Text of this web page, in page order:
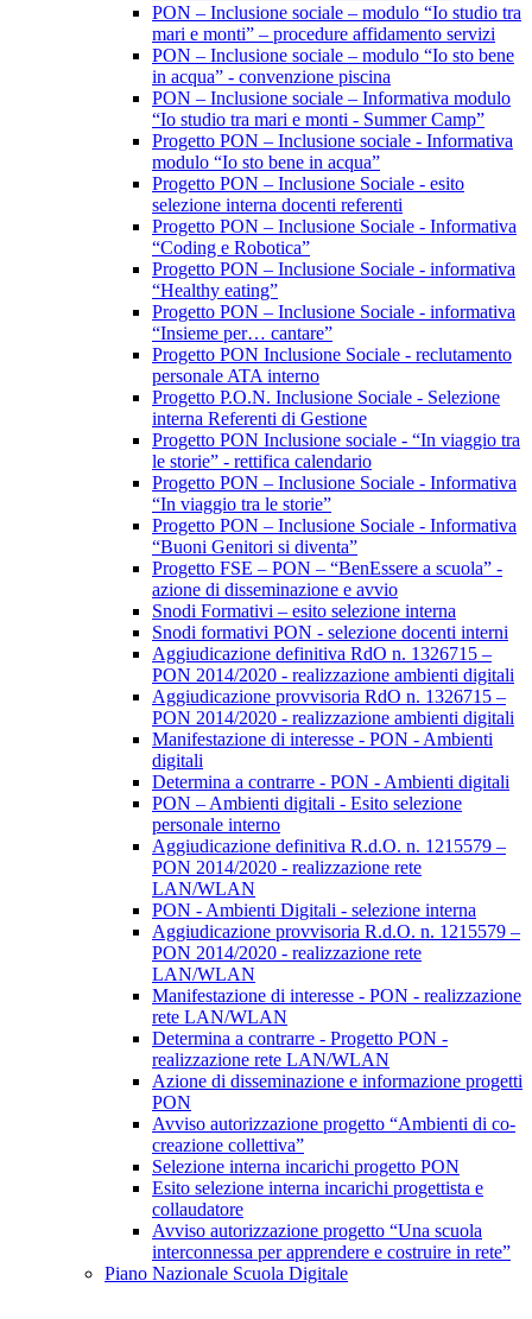
PON – Inclusione sociale – modulo “Io studio tra
mari e monti” – procedure affidamento servizi
PON – Inclusione sociale – modulo “Io sto bene
in acqua” - convenzione piscina
PON – Inclusione sociale – Informativa modulo
“Io studio tra mari e monti - Summer Camp”
Progetto PON – Inclusione sociale - Informativa
modulo “Io sto bene in acqua”
Progetto PON – Inclusione Sociale - esito
selezione interna docenti referenti
Progetto PON – Inclusione Sociale - Informativa
“Coding e Robotica”
Progetto PON – Inclusione Sociale - informativa
“Healthy eating”
Progetto PON – Inclusione Sociale - informativa
“Insieme per… cantare”
Progetto PON Inclusione Sociale - reclutamento
personale ATA interno
Progetto P.O.N. Inclusione Sociale - Selezione
interna Referenti di Gestione
Progetto PON Inclusione sociale - “In viaggio tra
le storie” - rettifica calendario
Progetto PON – Inclusione Sociale - Informativa
“In viaggio tra le storie”
Progetto PON – Inclusione Sociale - Informativa
“Buoni Genitori si diventa”
Progetto FSE – PON – “BenEssere a scuola” -
azione di disseminazione e avvio
Snodi Formativi – esito selezione interna
Snodi formativi PON - selezione docenti interni
Aggiudicazione definitiva RdO n. 1326715 –
PON 2014/2020 - realizzazione ambienti digitali
Aggiudicazione provvisoria RdO n. 1326715 –
PON 2014/2020 - realizzazione ambienti digitali
Manifestazione di interesse - PON - Ambienti
digitali
Determina a contrarre - PON - Ambienti digitali
PON – Ambienti digitali - Esito selezione
personale interno
Aggiudicazione definitiva R.d.O. n. 1215579 –
PON 2014/2020 - realizzazione rete
LAN/WLAN
PON - Ambienti Digitali - selezione interna
Aggiudicazione provvisoria R.d.O. n. 1215579 –
PON 2014/2020 - realizzazione rete
LAN/WLAN
Manifestazione di interesse - PON - realizzazione
rete LAN/WLAN
Determina a contrarre - Progetto PON -
realizzazione rete LAN/WLAN
Azione di disseminazione e informazione progetti
PON
Avviso autorizzazione progetto “Ambienti di co-
creazione collettiva”
Selezione interna incarichi progetto PON
Esito selezione interna incarichi progettista e
collaudatore
Avviso autorizzazione progetto “Una scuola
interconnessa per apprendere e costruire in rete”
Piano Nazionale Scuola Digitale